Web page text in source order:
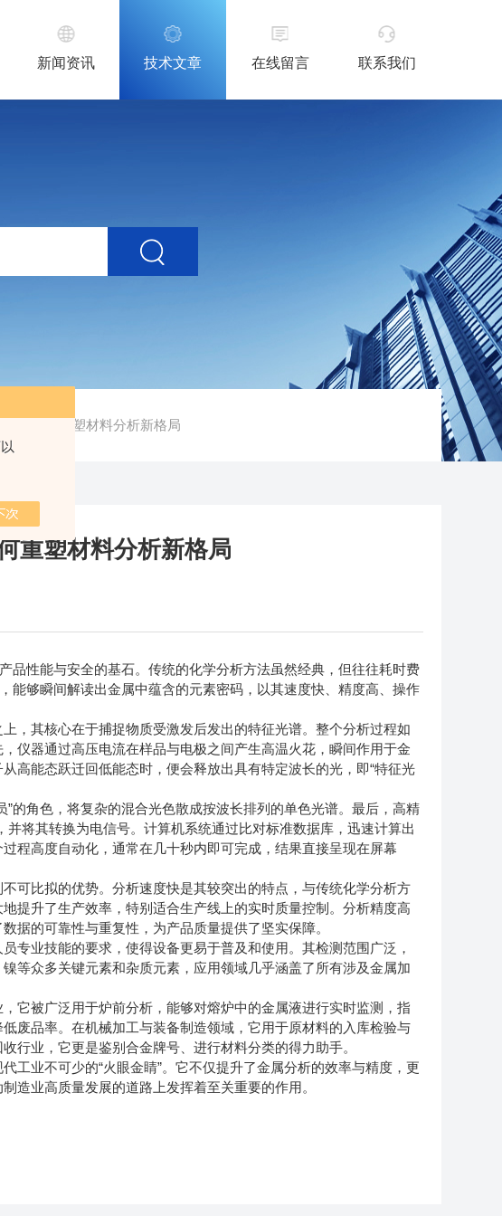
新闻资讯 技术文章 在线留言 联系我们
仪如何重塑材料分析新格局
重塑材料分析新格局
性能与安全的基石。传统的化学分析方法虽然经典，但往往耗时费
能够瞬间解读出金属中蕴含的元素密码，以其速度快、精度高、操作
其核心在于捕捉物质受激发后发出的特征光谱。整个分析过程如
仪器通过高压电流在样品与电极之间产生高温火花，瞬间作用于金
高能态跃迁回低能态时，便会释放出具有特定波长的光，即“特征光
角色，将复杂的混合光色散成按波长排列的单色光谱。最后，高精
将其转换为电信号。计算机系统通过比对标准数据库，迅速计算出
程高度自动化，通常在几十秒内即可完成，结果直接呈现在屏幕
比拟的优势。分析速度快是其较突出的特点，与传统化学分析方
提升了生产效率，特别适合生产线上的实时质量控制。分析精度高
据的可靠性与重复性，为产品质量提供了坚实保障。
业技能的要求，使得设备更易于普及和使用。其检测范围广泛，
等众多关键元素和杂质元素，应用领域几乎涵盖了所有涉及金属加
它被广泛用于炉前分析，能够对熔炉中的金属液进行实时监测，指
废品率。在机械加工与装备制造领域，它用于原材料的入库检验与
行业，它更是鉴别合金牌号、进行材料分类的得力助手。
业不可少的“火眼金睛”。它不仅提升了金属分析的效率与精度，更
造业高质量发展的道路上发挥着至关重要的作用。